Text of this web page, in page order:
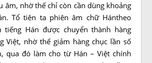
âm, nhờ thế chỉ còn cần dùng khoảng
Tổ tiên ta phiên âm chữ Hántheo
tiếng Hán được chuyển thành hàng
Việt, nhờ thế giảm hàng chục lần số
qua đó làm cho từ Hán – Việt chính